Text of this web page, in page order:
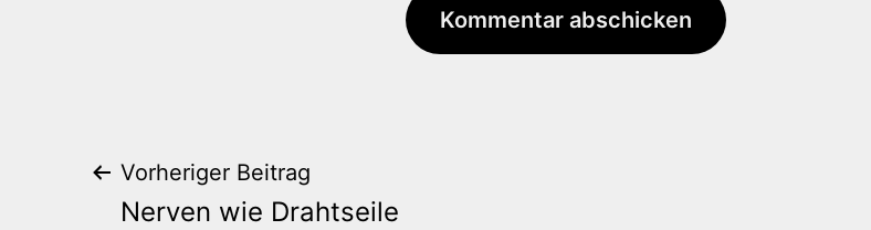
Beitrags-
Vorheriger Beitrag
Nerven wie Drahtseile